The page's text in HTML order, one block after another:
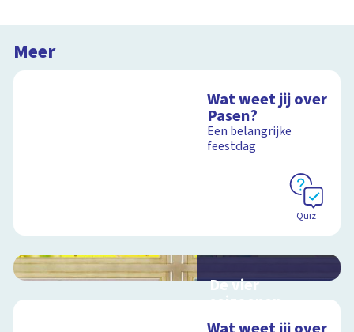
Meer
Wat weet jij over
Pasen?
Een belangrijke
feestdag
Quiz
De vier
seizoenen